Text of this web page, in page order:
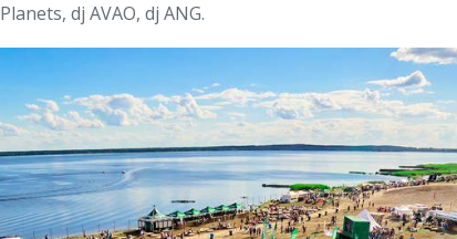
dj AVAO, dj ANG.